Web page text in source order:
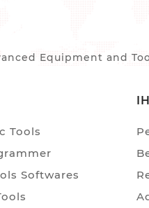
Equipment and
Tools
Softwares